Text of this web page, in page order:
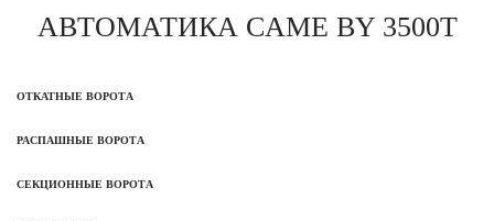
АВТОМАТИКА CAME BY 3500T
ОТКАТНЫЕ ВОРОТА
РАСПАШНЫЕ ВОРОТА
СЕКЦИОННЫЕ ВОРОТА